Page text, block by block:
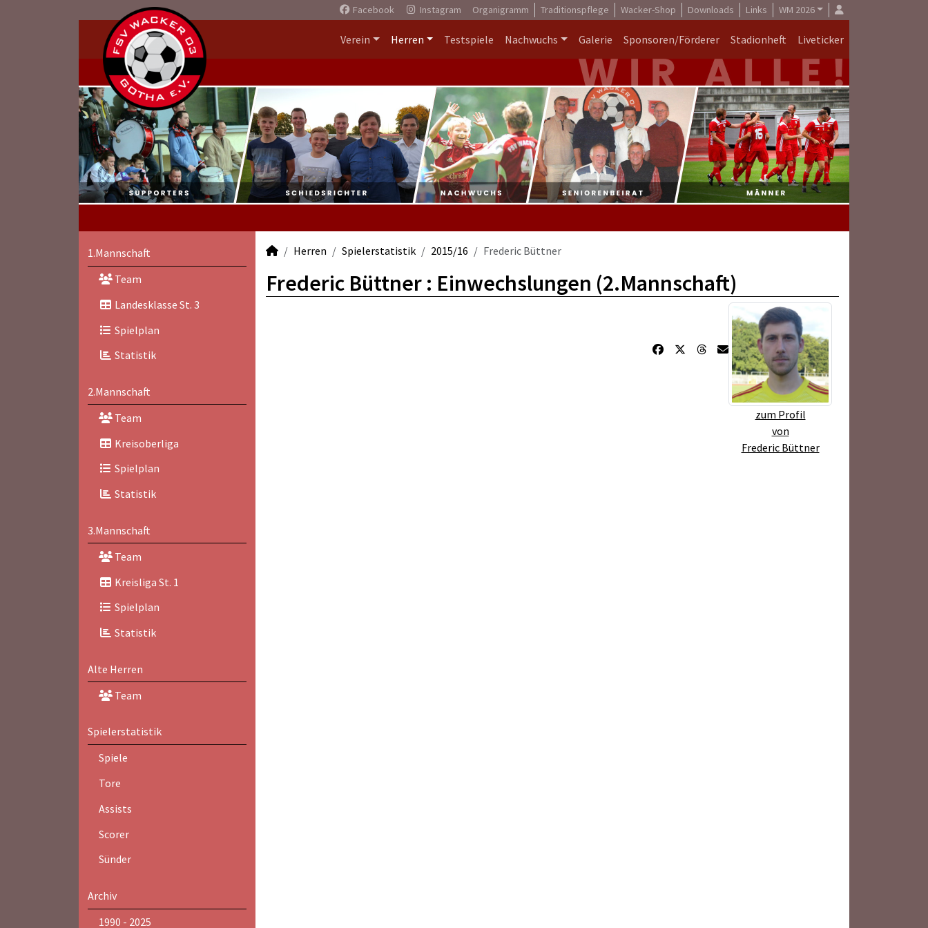
Facebook Instagram Organigramm Traditionspflege Wacker-Shop Downloads Links WM 2026
Verein Herren Testspiele Nachwuchs Galerie Sponsoren/Förderer Stadionheft Liveticker
1.Mannschaft
Team
Landesklasse St. 3
Spielplan
Statistik
2.Mannschaft
Team
Kreisoberliga
Spielplan
Statistik
3.Mannschaft
Team
Kreisliga St. 1
Spielplan
Statistik
Alte Herren
Team
Spielerstatistik
Spiele
Tore
Assists
Scorer
Sünder
Archiv
1990 - 2025
Herren Spielerstatistik 2015/16 Frederic Büttner
Frederic Büttner : Einwechslungen (2.Mannschaft)
zum Profil
von
Frederic Büttner